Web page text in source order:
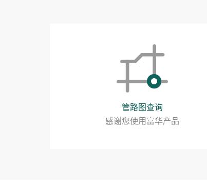
管路图查询
感谢您使用富华产品